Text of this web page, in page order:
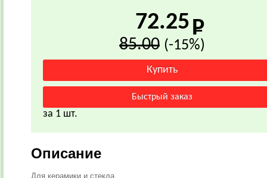
72.25
85.00 (-15%)
за 1 шт.
Описание
Для керамики и стекла